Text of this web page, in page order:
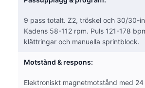
9 pass totalt. Z2, tröskel och 30/30-
Kadens 58-112 rpm. Puls 121-178
klättringar och manuella sprintblock.
Motstånd & respons:
Elektroniskt magnetmotstånd med 24